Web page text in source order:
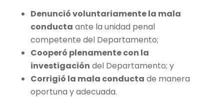
Denunció voluntariamente la mala
conducta ante la unidad penal
competente del Departamento;
Cooperó plenamente con la
investigación del Departamento; y
Corrigió la mala conducta de manera
oportuna y adecuada.